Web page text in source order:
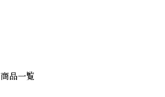
商品一覧